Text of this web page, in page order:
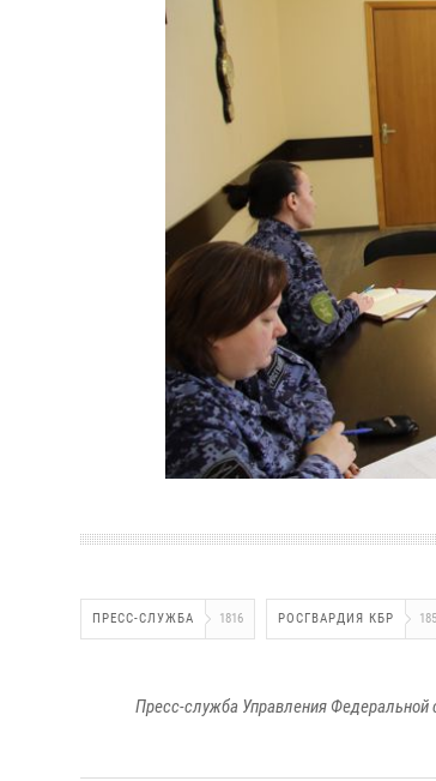
ПРЕСС-СЛУЖБА 1816 РОСГВАРДИЯ КБР
Пресс-служба Управления Федеральной